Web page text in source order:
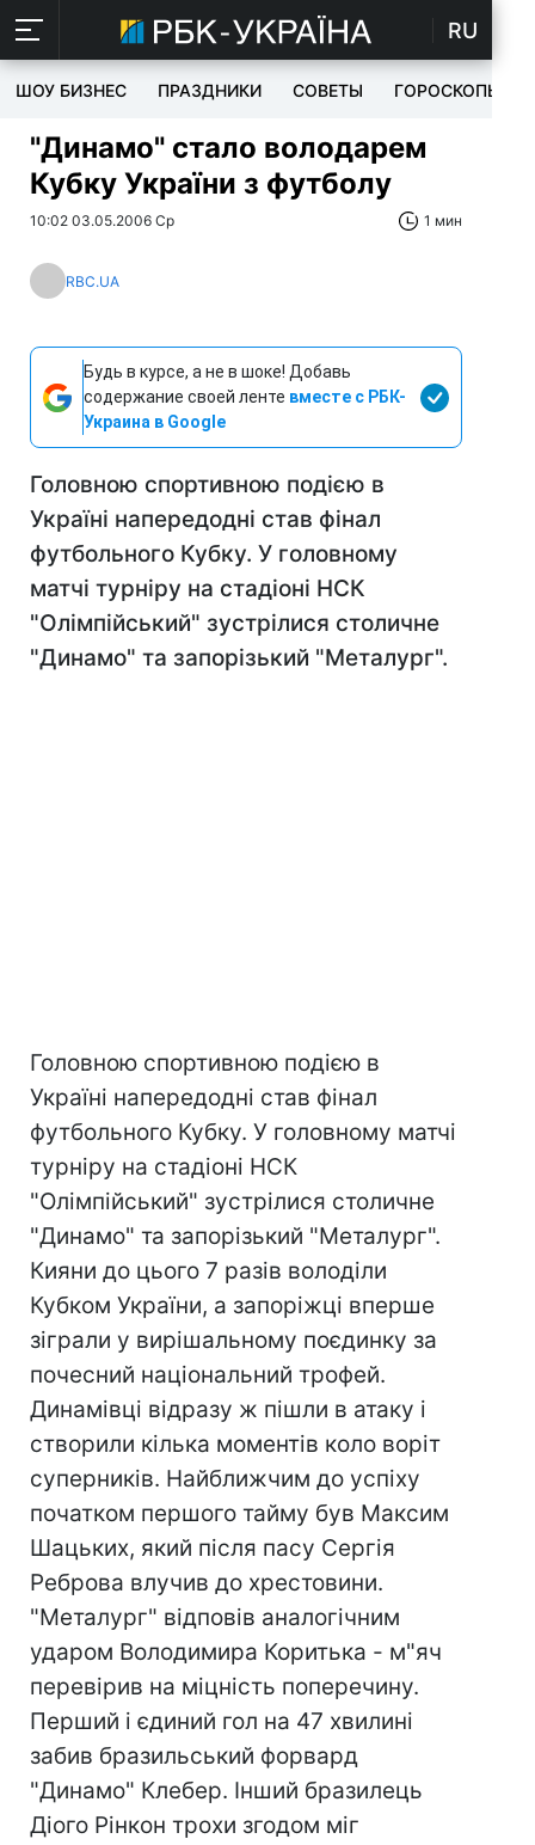
RU
ШОУ БИЗНЕС ПРАЗДНИКИ СОВЕТЫ ГОРОСКОПЫ
"Динамо" стало володарем
Кубку України з футболу
10:02 03.05.2006 Ср 1 мин
RBC.UA
Будь в курсе, а не в шоке! Добавь
содержание своей ленте вместе с РБК-
Украина в Google
Головною спортивною подією в
Україні напередодні став фінал
футбольного Кубку. У головному
матчі турніру на стадіоні НСК
"Олімпійський" зустрілися столичне
"Динамо" та запорізький "Металург".
Головною спортивною подією в
Україні напередодні став фінал
футбольного Кубку. У головному матчі
турніру на стадіоні НСК
"Олімпійський" зустрілися столичне
"Динамо" та запорізький "Металург".
Кияни до цього 7 разів володіли
Кубком України, а запоріжці вперше
зіграли у вирішальному поєдинку за
почесний національний трофей.
Динамівці відразу ж пішли в атаку і
створили кілька моментів коло воріт
суперників. Найближчим до успіху
початком першого тайму був Максим
Шацьких, який після пасу Сергія
Реброва влучив до хрестовини.
"Металург" відповів аналогічним
ударом Володимира Коритька - м"яч
перевірив на міцність поперечину.
Перший і єдиний гол на 47 хвилині
забив бразильський форвард
"Динамо" Клебер. Інший бразилець
Діого Рінкон трохи згодом міг